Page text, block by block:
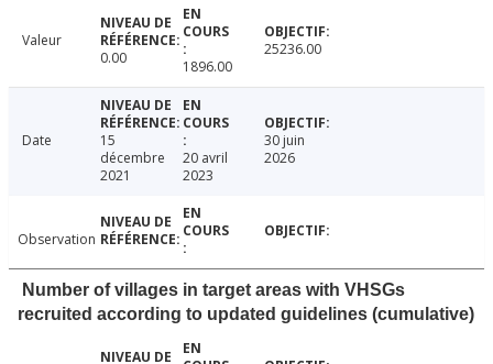
Valeur
0.00
1896.00
25236.00
Date
15
décembre
2021
20 avril
2023
30 juin
2026
Observation
Number of villages in target areas with VHSGs
recruited according to updated guidelines (cumulative)